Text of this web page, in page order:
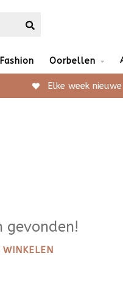
Fashion Oorbellen
Elke week
gevonden!